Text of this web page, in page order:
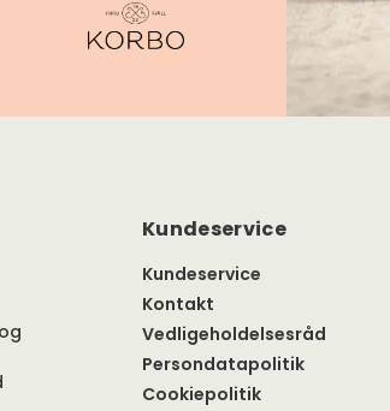
Kundeservice
Kundeservice
Kontakt
Vedligeholdelsesråd
Persondatapolitik
Cookiepolitik